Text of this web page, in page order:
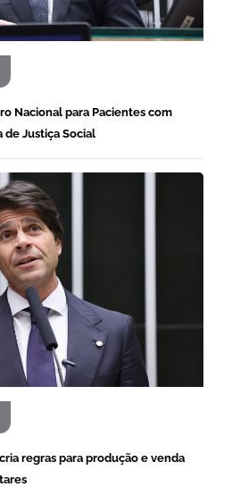
Nacional para Pacientes com
de Justiça Social
regras para produção e venda